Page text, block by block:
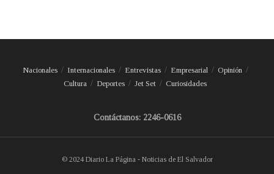
Nacionales Internacionales Entrevistas Empresarial
Opinión
Cultura
Deportes Jet Set Curiosidades
Contáctanos: 2246-0616
© 2024 Diario La Página - Noticias de El Salvador